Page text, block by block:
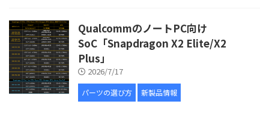
QualcommのノートPC向け
SoC「Snapdragon X2 Elite/X2
Plus」
2026/7/17
パーツの選び方 新製品情報